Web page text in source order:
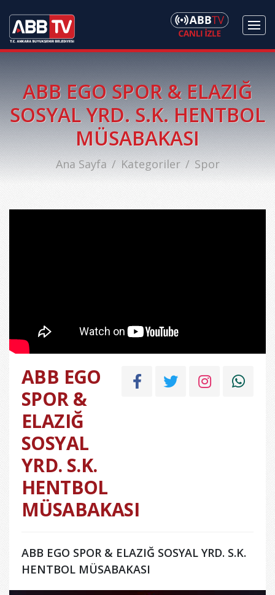
ABB EGO SPOR & ELAZIĞ
SOSYAL YRD. S.K. HENTBOL
MÜSABAKASI
Ana Sayfa Kategoriler Spor
ABB EGO
SPOR &
ELAZIĞ
SOSYAL
YRD. S.K.
HENTBOL
MÜSABAKASI
ABB EGO SPOR & ELAZIĞ SOSYAL YRD. S.K.
HENTBOL MÜSABAKASI